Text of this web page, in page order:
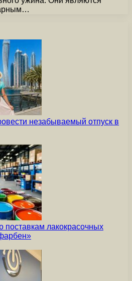
незабываемый отпуск в
поставкам лакокрасочных